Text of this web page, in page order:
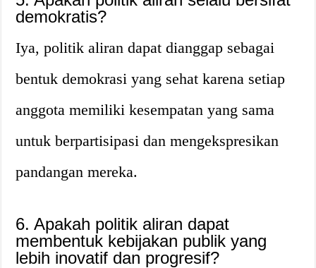
demokratis?
Iya, politik aliran dapat dianggap sebagai
bentuk demokrasi yang sehat karena setiap
anggota memiliki kesempatan yang sama
untuk berpartisipasi dan mengekspresikan
pandangan mereka.
6. Apakah politik aliran dapat
membentuk kebijakan publik yang
lebih inovatif dan progresif?